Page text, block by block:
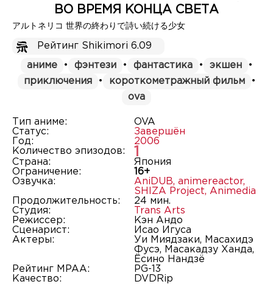
ВО ВРЕМЯ КОНЦА СВЕТА
アルトネリコ 世界の終わりで詩い続ける少女
Рейтинг Shikimori 6.09
аниме • фэнтези • фантастика • экшен
•
приключения
• короткометражный фильм
•
ova
Тип аниме:
OVA
Статус:
Завершён
Год:
2006
Количество эпизодов:
1
Страна:
Япония
Ограничение:
16+
Озвучка:
AniDUB, animereactor,
SHIZA Project, Animedia
Продолжительность:
24 мин.
Студия:
Trans Arts
Режиссер:
Кэн Андо
Сценарист:
Исао Игуса
Актеры:
Уи Миядзаки, Масахидэ
Фусэ, Масакадзу Ханда,
Ёсино Нандзё
Рейтинг MPAA:
PG-13
Качество:
DVDRip